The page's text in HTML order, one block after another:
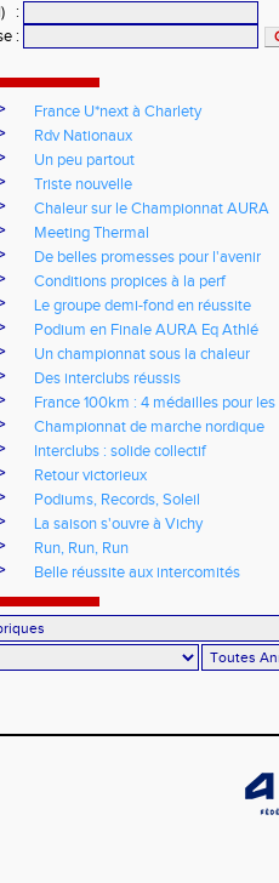
:
:
France U*next à Charlety
Rdv Nationaux
Un peu partout
Triste nouvelle
Chaleur sur le Championnat AURA
Meeting Thermal
De belles promesses pour l'avenir
Conditions propices à la perf
Le groupe demi-fond en réussite
Podium en Finale AURA Eq Athlé
Un championnat sous la chaleur
Des interclubs réussis
France 100km : 4 médailles pour
Championnat de marche nordique
Interclubs : solide collectif
Retour victorieux
Podiums, Records, Soleil
La saison s'ouvre à Vichy
Run, Run, Run
Belle réussite aux intercomités